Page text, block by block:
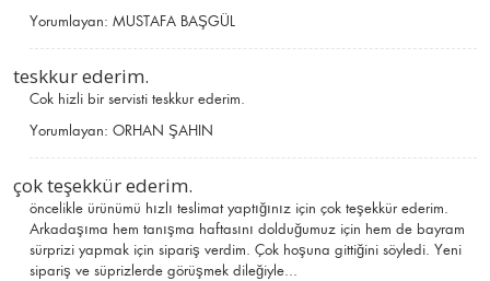
Yorumlayan: MUSTAFA BAŞGÜL
teskkur ederim.
Cok hizli bir servisti teskkur ederim.
Yorumlayan: ORHAN ŞAHIN
çok teşekkür ederim.
öncelikle ürünümü hızlı teslimat yaptığınız için çok teşekkür ederim.
Arkadaşıma hem tanışma haftasını dolduğumuz için hem de bayram
sürprizi yapmak için sipariş verdim. Çok hoşuna gittiğini söyledi. Yeni
sipariş ve süprizlerde görüşmek dileğiyle...